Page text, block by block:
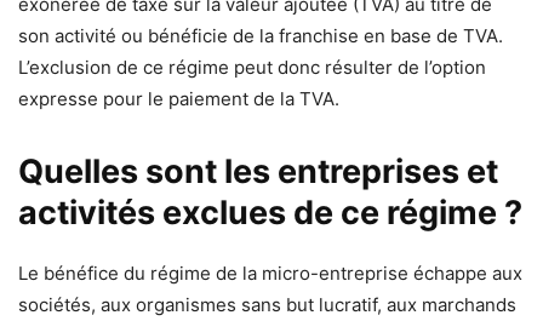
son activité ou bénéficie de la franchise en base de TVA.
L’exclusion de ce régime peut donc résulter de l’option
expresse pour le paiement de la TVA.
Quelles sont les entreprises et
activités exclues de ce régime ?
Le bénéfice du régime de la micro-entreprise échappe aux
sociétés, aux organismes sans but lucratif, aux marchands